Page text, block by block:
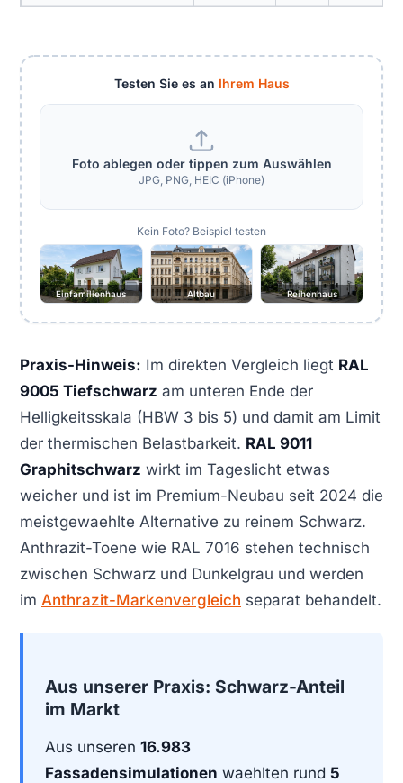
Testen Sie es an Ihrem Haus
Foto ablegen oder tippen zum Auswählen
JPG, PNG, HEIC (iPhone)
Kein Foto? Beispiel testen
Einfamilienhaus Altbau Reihenhaus
Praxis-Hinweis: Im direkten Vergleich liegt RAL
9005 Tiefschwarz am unteren Ende der
Helligkeitsskala (HBW 3 bis 5) und damit am Limit
der thermischen Belastbarkeit. RAL 9011
Graphitschwarz wirkt im Tageslicht etwas
weicher und ist im Premium-Neubau seit 2024 die
meistgewaehlte Alternative zu reinem Schwarz.
Anthrazit-Toene wie RAL 7016 stehen technisch
zwischen Schwarz und Dunkelgrau und werden
im Anthrazit-Markenvergleich separat behandelt.
Aus unserer Praxis: Schwarz-Anteil
im Markt
Aus unseren 16.983
Fassadensimulationen waehlten rund 5